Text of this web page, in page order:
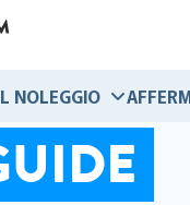
NOLEGGIO